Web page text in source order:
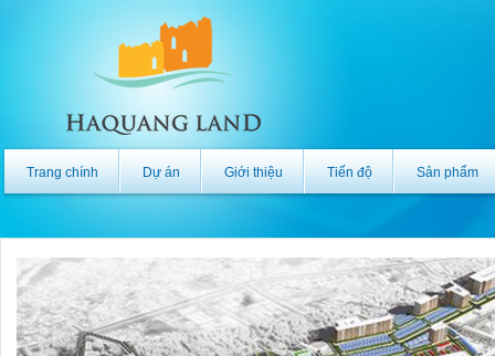
Trang chính Dự án Giới thiệu Tiến độ Sản phẩm